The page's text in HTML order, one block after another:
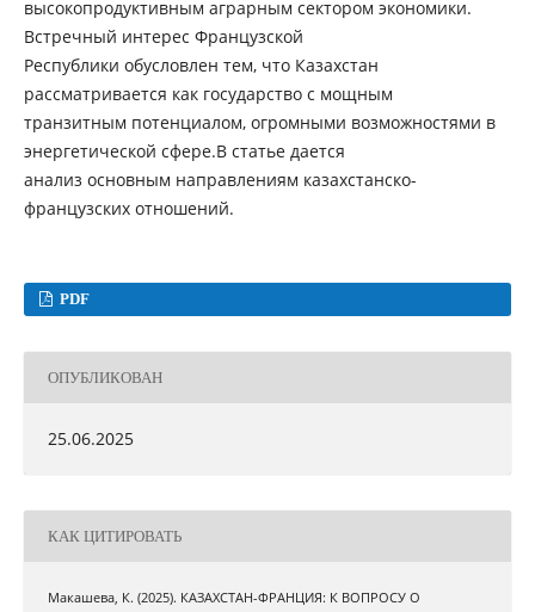
высокопродуктивным аграрным сектором экономики.
Встречный интерес Французской
Республики обусловлен тем, что Казахстан
рассматривается как государство с мощным
транзитным потенциалом, огромными возможностями в
энергетической сфере.В статье дается
анализ основным направлениям казахстанско-
французских отношений.
PDF
ОПУБЛИКОВАН
25.06.2025
КАК ЦИТИРОВАТЬ
Макашева, К. (2025). КАЗАХСТАН-ФРАНЦИЯ: К ВОПРОСУ О